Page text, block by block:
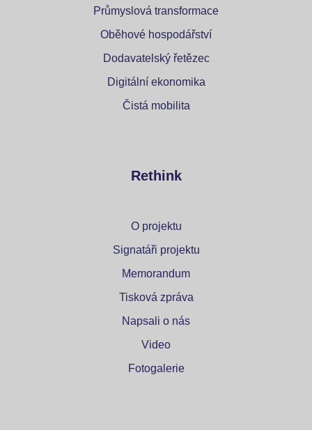
Průmyslová transformace
Oběhové hospodářství
Dodavatelský řetězec
Digitální ekonomika
Čistá mobilita
Rethink
O projektu
Signatáři projektu
Memorandum
Tisková zpráva
Napsali o nás
Video
Fotogalerie